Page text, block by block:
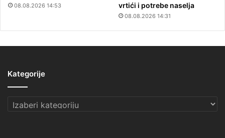
08.08.2026 14:53
vrtići i potrebe naselja
08.08.2026 14:31
Kategorije
Kategorije